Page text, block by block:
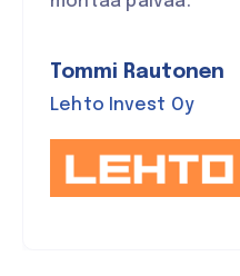
Tommi Rautonen
Lehto Invest Oy